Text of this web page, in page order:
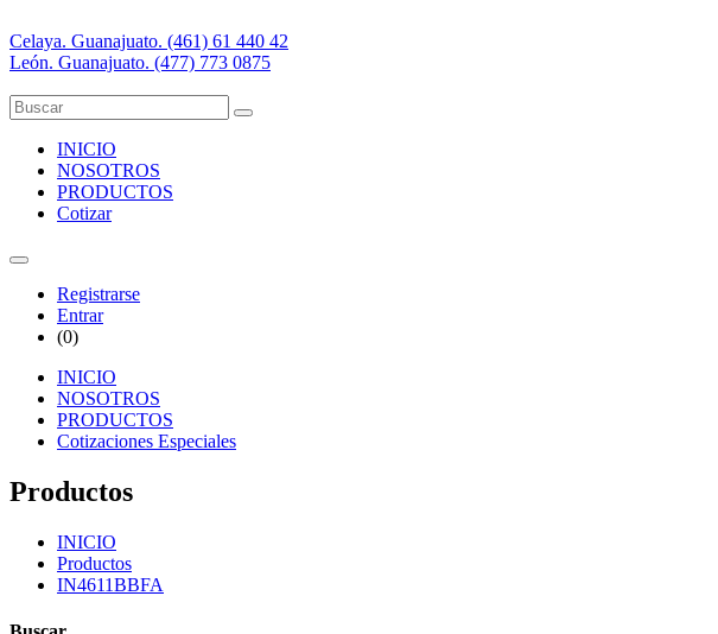
Celaya. Guanajuato. (461) 61 440 42
León. Guanajuato. (477) 773 0875
INICIO
NOSOTROS
PRODUCTOS
Cotizar
Registrarse
Entrar
(0)
INICIO
NOSOTROS
PRODUCTOS
Cotizaciones Especiales
Productos
INICIO
Productos
IN4611BBFA